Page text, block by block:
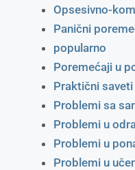
Opsesivno-
Panični
popularno
Poremećaji u
Praktični saveti
Problemi sa
Problemi u
Problemi u
Problemi u